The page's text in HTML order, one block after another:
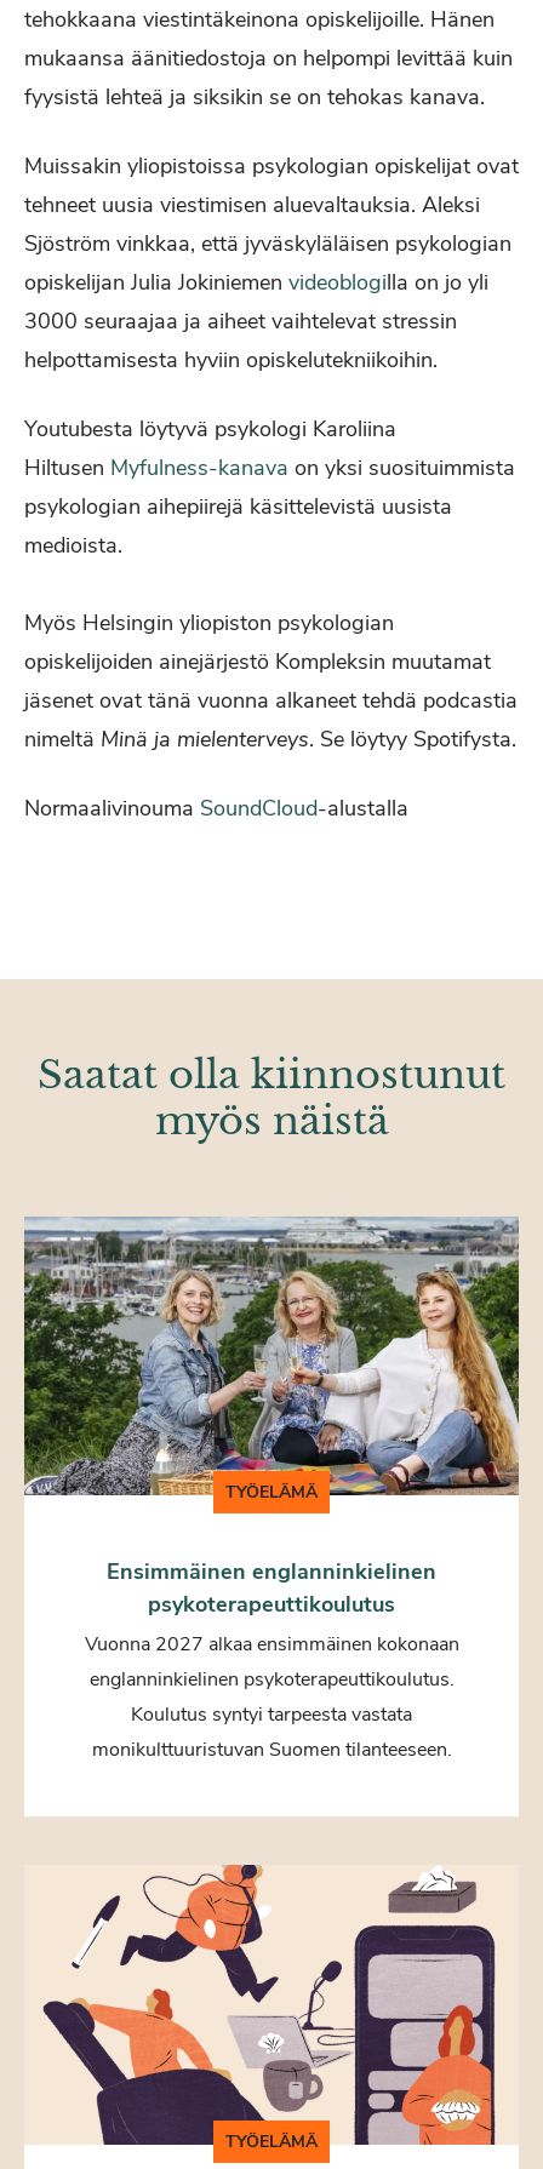
tehokkaana viestintäkeinona opiskelijoille. Hänen
mukaansa äänitiedostoja on helpompi levittää kuin
fyysistä lehteä ja siksikin se on tehokas kanava.
Muissakin yliopistoissa psykologian opiskelijat ovat
tehneet uusia viestimisen aluevaltauksia. Aleksi
Sjöström vinkkaa, että jyväskyläläisen psykologian
opiskelijan Julia Jokiniemen videoblogilla on jo yli
3000 seuraajaa ja aiheet vaihtelevat stressin
helpottamisesta hyviin opiskelutekniikoihin.
Youtubesta löytyvä psykologi Karoliina
Hiltusen Myfulness-kanava on yksi suosituimmista
psykologian aihepiirejä käsittelevistä uusista
medioista.
Myös Helsingin yliopiston psykologian
opiskelijoiden ainejärjestö Kompleksin muutamat
jäsenet ovat tänä vuonna alkaneet tehdä podcastia
nimeltä Minä ja mielenterveys. Se löytyy Spotifysta.
Normaalivinouma SoundCloud-alustalla
Saatat olla kiinnostunut
myös näistä
TYÖELÄMÄ
Ensimmäinen englanninkielinen
psykoterapeuttikoulutus
Vuonna 2027 alkaa ensimmäinen kokonaan
englanninkielinen psykoterapeuttikoulutus.
Koulutus syntyi tarpeesta vastata
monikulttuuristuvan Suomen tilanteeseen.
TYÖELÄMÄ